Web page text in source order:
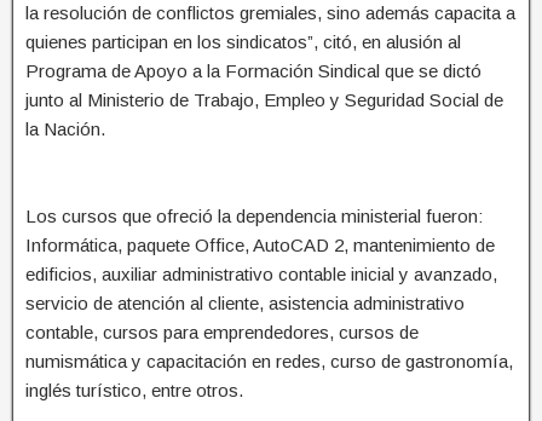
la resolución de conflictos gremiales, sino además capacita a
quienes participan en los sindicatos”, citó, en alusión al
Programa de Apoyo a la Formación Sindical que se dictó
junto al Ministerio de Trabajo, Empleo y Seguridad Social de
la Nación.
Los cursos que ofreció la dependencia ministerial fueron:
Informática, paquete Office, AutoCAD 2, mantenimiento de
edificios, auxiliar administrativo contable inicial y avanzado,
servicio de atención al cliente, asistencia administrativo
contable, cursos para emprendedores, cursos de
numismática y capacitación en redes, curso de gastronomía,
inglés turístico, entre otros.